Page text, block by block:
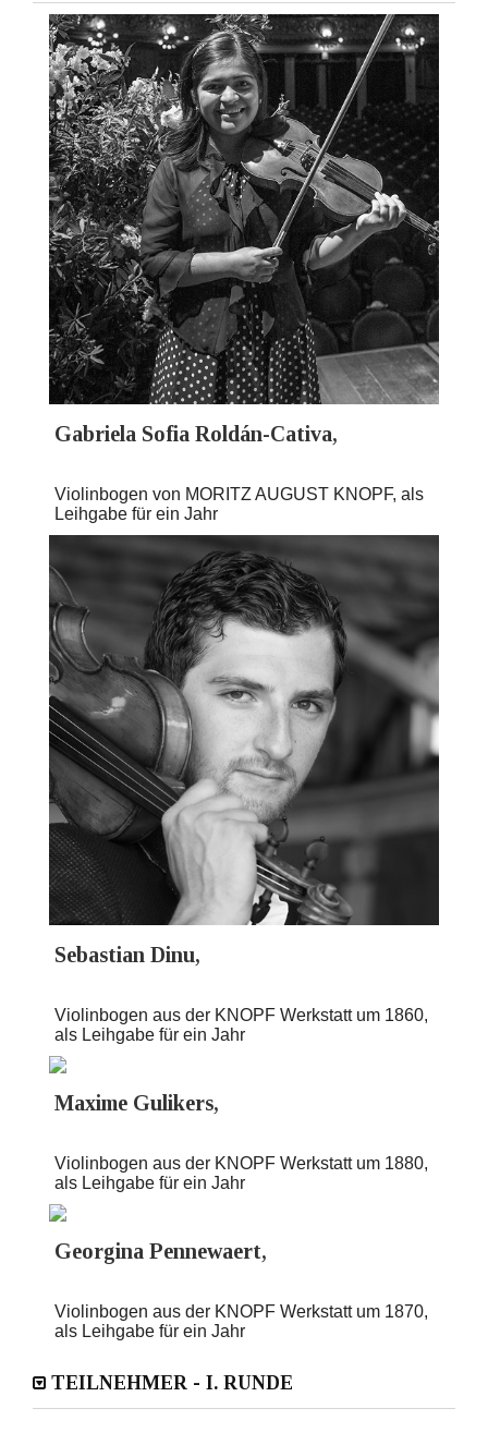
Gabriela Sofia Roldán-Cativa,
Violinbogen von MORITZ AUGUST KNOPF, als
Leihgabe für ein Jahr
Sebastian Dinu,
Violinbogen aus der KNOPF Werkstatt um 1860,
als Leihgabe für ein Jahr
Maxime Gulikers,
Violinbogen aus der KNOPF Werkstatt um 1880,
als Leihgabe für ein Jahr
Georgina Pennewaert,
Violinbogen aus der KNOPF Werkstatt um 1870,
als Leihgabe für ein Jahr
TEILNEHMER - I. RUNDE